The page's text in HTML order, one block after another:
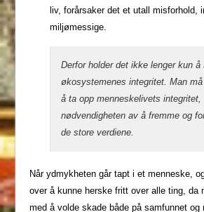
liv, forårsaker det et utall misforhold,
miljømessige.
Derfor holder det ikke lenger kun
økosystemenes integritet. Man
å ta opp menneskelivets integritet,
nødvendigheten av å fremme og
de store verdiene.
Når ydmykheten går tapt i et menneske,
over å kunne herske fritt over alle ting, da
med å volde skade både på samfunnet og